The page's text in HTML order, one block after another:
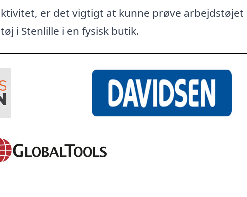
er det vigtigt at kunne prøve arbejdstøjet
i Stenlille i en fysisk butik.